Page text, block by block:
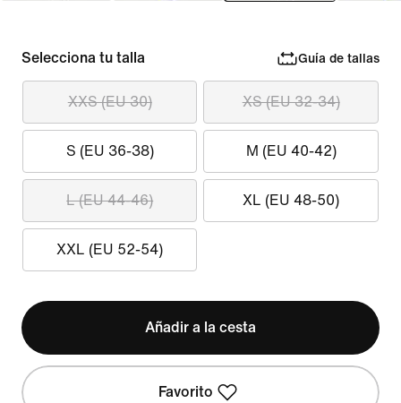
Selecciona tu talla Guía de tallas
XXS (EU 30) XS (EU 32-34)
S (EU 36-38) M (EU 40-42)
L (EU 44-46) XL (EU 48-50)
XXL (EU 52-54)
Añadir a la cesta
Favorito